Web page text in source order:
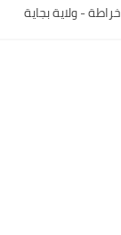
خراطة - ولاية بجاية